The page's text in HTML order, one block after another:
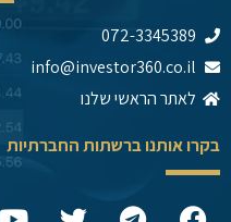
072-3345389
info@investor360.co.il
לאתר הראשי שלנו
בקרו אותנו ברשתות החברתיות
F
T
T
Y